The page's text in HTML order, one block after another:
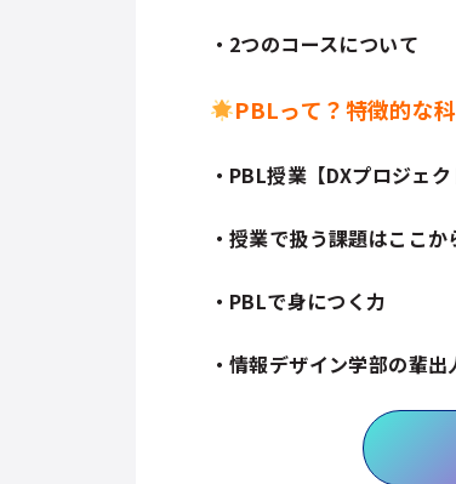
・2つのコースについて
PBLって？特徴的な
・PBL授業【DXプロジェ
・授業で扱う課題はここ
・PBLで身につく力
・情報デザイン学部の輩出